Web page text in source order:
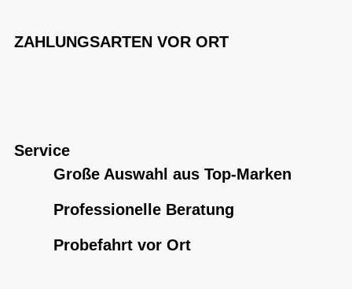
ZAHLUNGSARTEN VOR ORT
Service
Große Auswahl aus Top-Marken
Professionelle Beratung
Probefahrt vor Ort